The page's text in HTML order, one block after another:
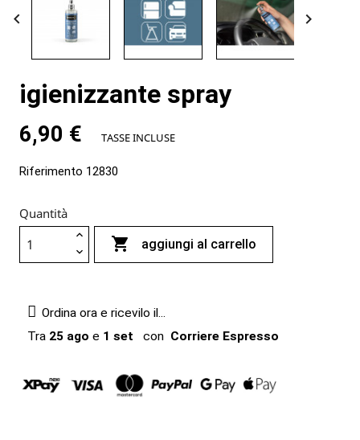
 
igienizzante spray
6,90 € TASSE INCLUSE
Riferimento 12830
Quantità
 aggiungi al carrello
Ordina ora e ricevilo il...
Tra 25 ago e 1 set con Corriere Espresso